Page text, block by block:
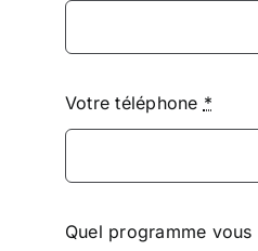
Votre téléphone *
Quel programme vous